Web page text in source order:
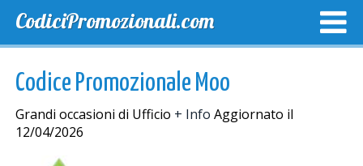
CodiciPromozionali.com
Codice Promozionale Moo
Grandi occasioni di Ufficio + Info Aggiornato il
12/04/2026